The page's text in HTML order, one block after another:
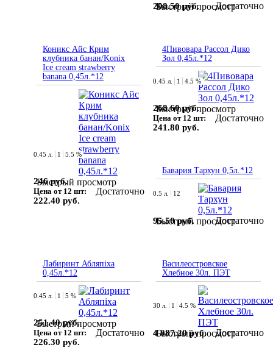
Быстрый просмотр
208.50 руб. Достаточно
Коникс Айс Крим
клубника банан/Konix
Ice cream strawberry
banana 0,45л.*12
Быстрый просмотр
0.45 л. 1 5.5 %
246 руб.
Цена от 12 шт:
222.40 руб.
Достаточно
4Пивовара Рассол Дико
Зол 0,45л.*12
Быстрый просмотр
0.45 л. 1 4.5 %
268.60 руб.
Цена от 12 шт:
241.80 руб.
Достаточно
Бавария Тархун 0,5л.*12
Быстрый просмотр
0.5 л. 12
95.50 руб. Достаточно
Лабиринт Абляпiха
0,45л.*12
Быстрый просмотр
0.45 л. 1 5 %
251.40 руб.
Цена от 12 шт:
226.30 руб.
Достаточно
Василеостровское
Хлебное 30л. ПЭТ
Быстрый просмотр
30 л. 1 4.5 %
4 087.20 руб. Достаточно